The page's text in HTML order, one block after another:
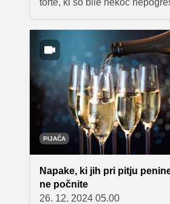
torte, ki so bile nekoč
srnin hrbet in ledeno torto. To
sladice, ki združujejo bogate
preproste sestavine in čar
peke. Recepti, ki so se
generacije v generacijo, še
navdušujejo s svojo
eleganco in toplino tradicije.
PIJAČA
Napake, ki jih pri pitju
ne počnite
26. 12. 2024 05.00